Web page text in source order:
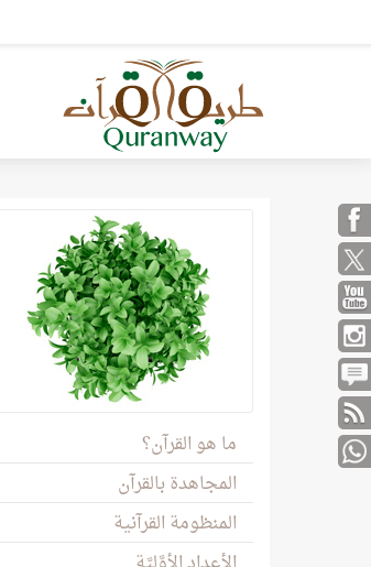
ما هو القرآن؟
المجاهدة بالقرآن
المنظومة القرآنية